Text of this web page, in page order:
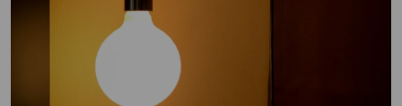
iga 15 minuti kohta ning arvutab nende vahe.
Selle info edastab võrguettevõte
elektrimüüjale, kes kasutab seda elektriarve
koostamisel. Elektrimüüja lähtub